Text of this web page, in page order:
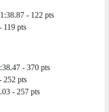
- 122 pts
119 pts
- 370 pts
252 pts
00:44.03 - 257 pts